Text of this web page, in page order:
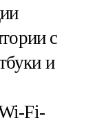
с
и
Fi-